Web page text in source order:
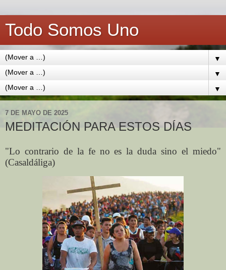
Todo Somos Uno
▼
▼
▼
7 DE MAYO DE 2025
MEDITACIÓN PARA ESTOS DÍAS
"Lo contrario de la fe no es la duda sino el miedo"
(Casaldáliga)